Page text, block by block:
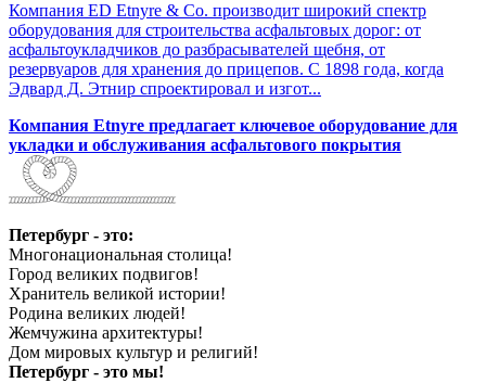
Компания ED Etnyre & Co. производит широкий спектр
оборудования для строительства асфальтовых дорог: от
асфальтоукладчиков до разбрасывателей щебня, от
резервуаров для хранения до прицепов. С 1898 года, когда
Эдвард Д. Этнир спроектировал и изгот...
Компания Etnyre предлагает ключевое оборудование для
укладки и обслуживания асфальтового покрытия
Петербург - это:
Многонациональная столица!
Город великих подвигов!
Хранитель великой истории!
Родина великих людей!
Жемчужина архитектуры!
Дом мировых культур и религий!
Петербург - это мы!